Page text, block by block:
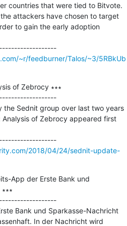
countries that were tied to Bitvote.
attackers have chosen to target
to gain the early adoption
---------------------------------------------
~r/feedburner/Talos/~3/5RBkUb
of Zebrocy ∗∗∗
the Sednit group over last two years
of Zebrocy appeared first
---------------------------------------------
2018/04/24/sednit-update-
App der Erste Bank und
Bank und Sparkasse-Nachricht
In der Nachricht wird